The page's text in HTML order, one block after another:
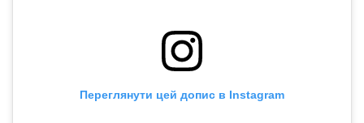
Переглянути цей допис в Instagram